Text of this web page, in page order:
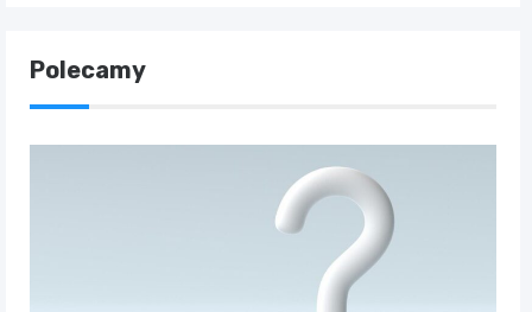
Polecamy